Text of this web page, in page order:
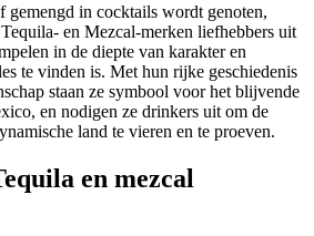
gemengd in cocktails wordt genoten,
en Mezcal-merken liefhebbers uit
in de diepte van karakter en
te vinden is. Met hun rijke geschiedenis
staan ze symbool voor het blijvende
en nodigen ze drinkers uit om de
land te vieren en te proeven.
en mezcal